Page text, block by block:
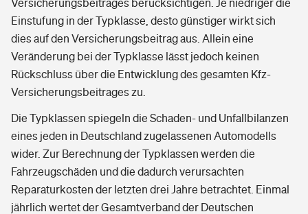
Versicherungsbeitrages berücksichtigen. Je niedriger die
Einstufung in der Typklasse, desto günstiger wirkt sich
dies auf den Versicherungsbeitrag aus. Allein eine
Veränderung bei der Typklasse lässt jedoch keinen
Rückschluss über die Entwicklung des gesamten Kfz-
Versicherungsbeitrages zu.
Die Typklassen spiegeln die Schaden- und Unfallbilanzen
eines jeden in Deutschland zugelassenen Automodells
wider. Zur Berechnung der Typklassen werden die
Fahrzeugschäden und die dadurch verursachten
Reparaturkosten der letzten drei Jahre betrachtet. Einmal
jährlich wertet der Gesamtverband der Deutschen